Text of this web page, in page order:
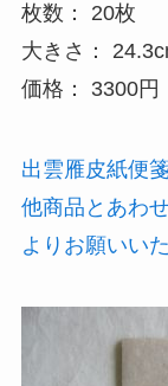
枚数： 20枚
大きさ：
価格： 3300円
出雲雁皮紙便
他商品とあわ
よりお願いい